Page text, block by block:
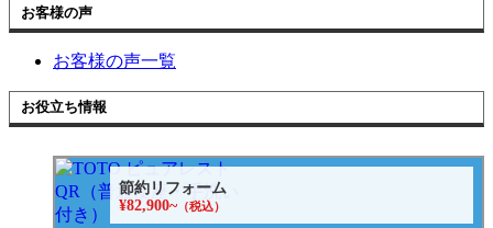
お客様の声
お客様の声一覧
お役立ち情報
節約リフォーム
¥82,900~（税込）